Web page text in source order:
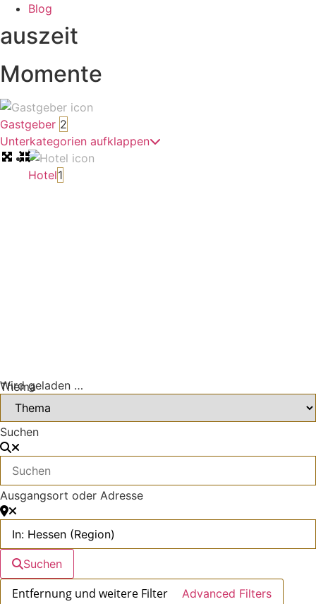
Blog
auszeit
Momente
Gastgeber 2
Unterkategorien aufklappen
Hotel1
Wird geladen …
Thema
Suchen
Ausgangsort oder Adresse
Suchen
Advanced Filters